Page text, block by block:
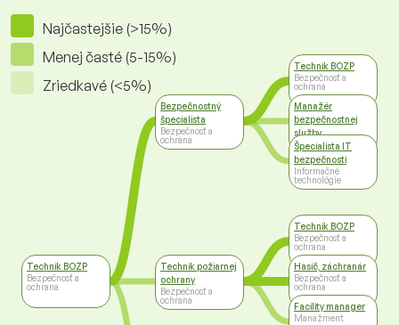
Najčastejšie (>15%)
Menej časté (5-15%)
Zriedkavé (<5%)
Technik BOZP
Bezpečnosť a
ochrana
Bezpečnostný
špecialista
Bezpečnosť a
ochrana
Technik požiarnej
ochrany
Bezpečnosť a
ochrana
Technik BOZP
Bezpečnosť a
ochrana
Manažér
bezpečnostnej
služby
Manažment
Špecialista IT
bezpečnosti
Informačné
technológie
Technik BOZP
Bezpečnosť a
ochrana
Hasič, záchranár
Bezpečnosť a
ochrana
Facility manager
Manažment